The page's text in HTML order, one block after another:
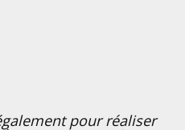
pour réaliser